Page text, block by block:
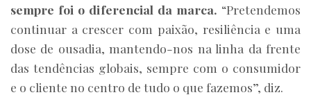
sempre foi o diferencial da marca. “Pretendemos
continuar a crescer com paixão, resiliência e uma
dose de ousadia, mantendo-nos na linha da frente
das tendências globais, sempre com o consumidor
e o cliente no centro de tudo o que fazemos”, diz.